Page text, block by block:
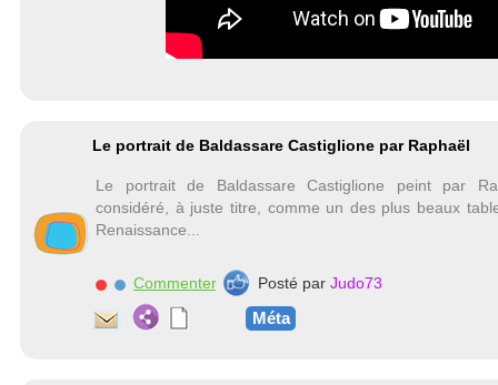
Le portrait de Baldassare Castiglione par Raphaël
Le portrait de Baldassare Castiglione peint par
considéré, à juste titre, comme un des plus beaux
Renaissance...
Commenter Posté par Judo73
Méta